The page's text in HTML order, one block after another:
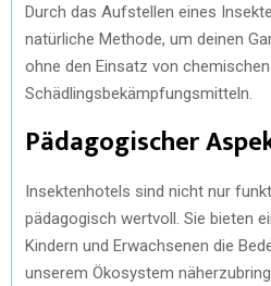
Durch das Aufstellen eines
natürliche Methode, um deinen
ohne den Einsatz von chemischen
Schädlingsbekämpfungsmitteln.
Pädagogischer
Insektenhotels sind nicht nur
pädagogisch wertvoll. Sie bieten
Kindern und Erwachsenen die
unserem Ökosystem